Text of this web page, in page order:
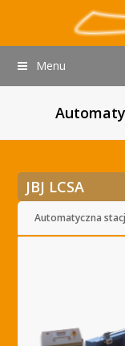
Menu
JBJ LCSA
Automatyczna